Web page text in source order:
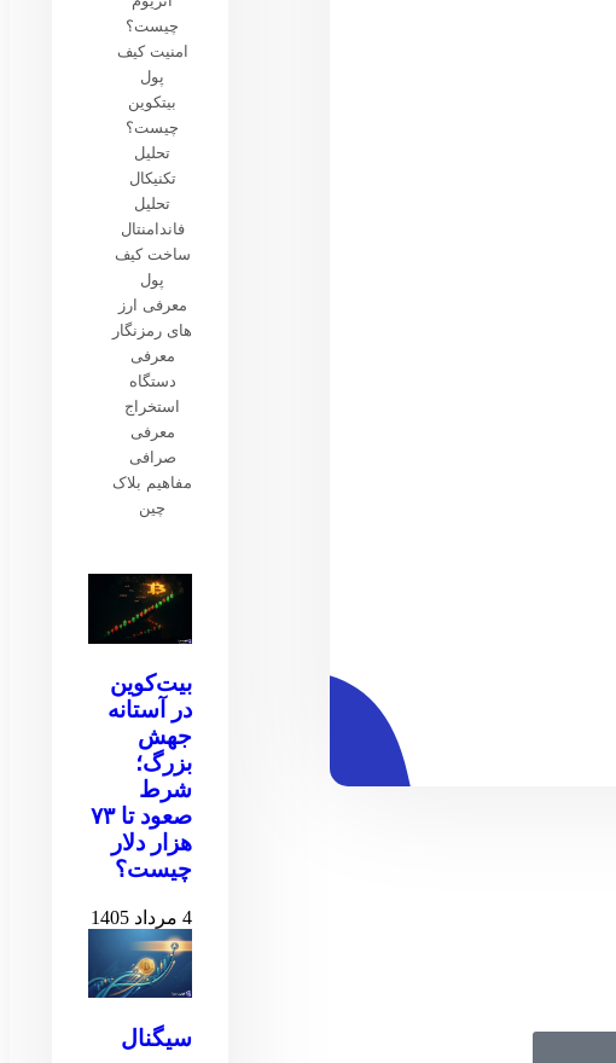
چیست؟
امنیت کیف
پول
بیتکوین
چیست؟
تحلیل
تکنیکال
تحلیل
فاندامنتال
ساخت کیف
پول
معرفی ارز
های رمزنگار
معرفی
دستگاه
استخراج
معرفی
صرافی
مفاهیم بلاک
چین
بیت‌کوین
در آستانه
جهش
بزرگ؛
شرط
صعود تا ۷۳
هزار دلار
چیست؟
4 مرداد 1405
سیگنال